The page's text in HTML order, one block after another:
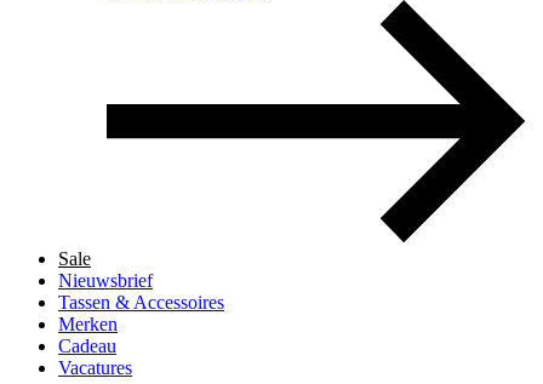
Sale
Nieuwsbrief
Tassen & Accessoires
Merken
Cadeau
Vacatures